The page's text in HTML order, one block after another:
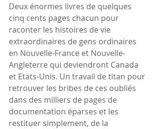
Deux énormes livres de quelques
cinq cents pages chacun pour
raconter les histoires de vie
extraordinaires de gens ordinaires
en Nouvelle-France et Nouvelle-
Angleterre qui deviendront Canada
et Etats-Unis. Un travail de titan pour
retrouver les bribes de ces oubliés
dans des milliers de pages de
documentation éparses et les
restituer simplement, de la